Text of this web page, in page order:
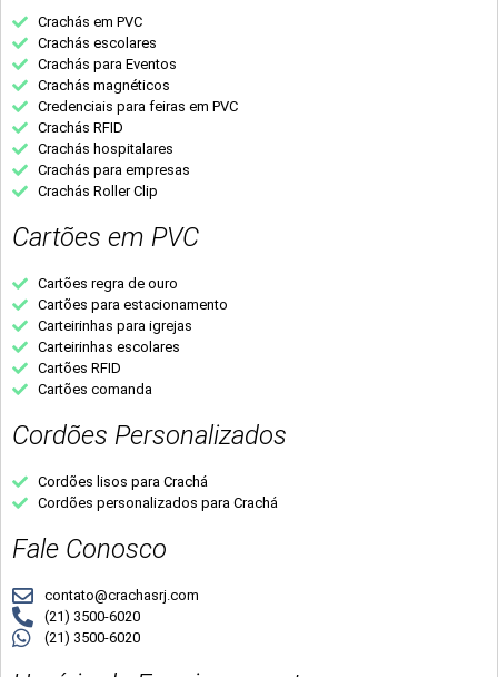
Crachás em PVC
Crachás escolares
Crachás para Eventos
Crachás magnéticos
Credenciais para feiras em PVC
Crachás RFID
Crachás hospitalares
Crachás para empresas
Crachás Roller Clip
Cartões em PVC
Cartões regra de ouro
Cartões para estacionamento
Carteirinhas para igrejas
Carteirinhas escolares
Cartões RFID
Cartões comanda
Cordões Personalizados
Cordões lisos para Crachá
Cordões personalizados para Crachá
Fale Conosco
contato@crachasrj.com
(21) 3500-6020
(21) 3500-6020